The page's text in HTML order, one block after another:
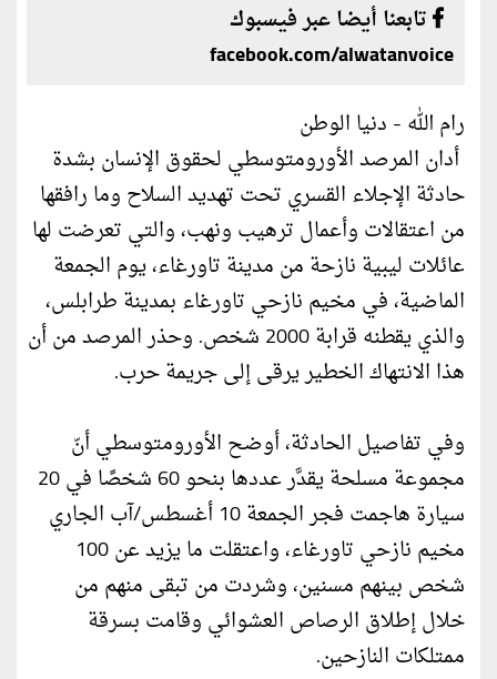
تابعنا أيضا عبر فيسبوك
facebook.com/alwatanvoice
رام الله - دنيا الوطن
أدان المرصد الأورومتوسطي لحقوق الإنسان بشدة
حادثة الإجلاء القسري تحت تهديد السلاح وما رافقها
من اعتقالات وأعمال ترهيب ونهب، والتي تعرضت لها
عائلات ليبية نازحة من مدينة تاورغاء، يوم الجمعة
الماضية، في مخيم نازحي تاورغاء بمدينة طرابلس،
والذي يقطنه قرابة 2000 شخص. وحذر المرصد من أن
هذا الانتهاك الخطير يرقى إلى جريمة حرب.
وفي تفاصيل الحادثة، أوضح الأورومتوسطي أنّ
مجموعة مسلحة يقدَّر عددها بنحو 60 شخصًا في 20
سيارة هاجمت فجر الجمعة 10 أغسطس/آب الجاري
مخيم نازحي تاورغاء، واعتقلت ما يزيد عن 100
شخص بينهم مسنين، وشردت من تبقى منهم من
خلال إطلاق الرصاص العشوائي وقامت بسرقة
ممتلكات النازحين.